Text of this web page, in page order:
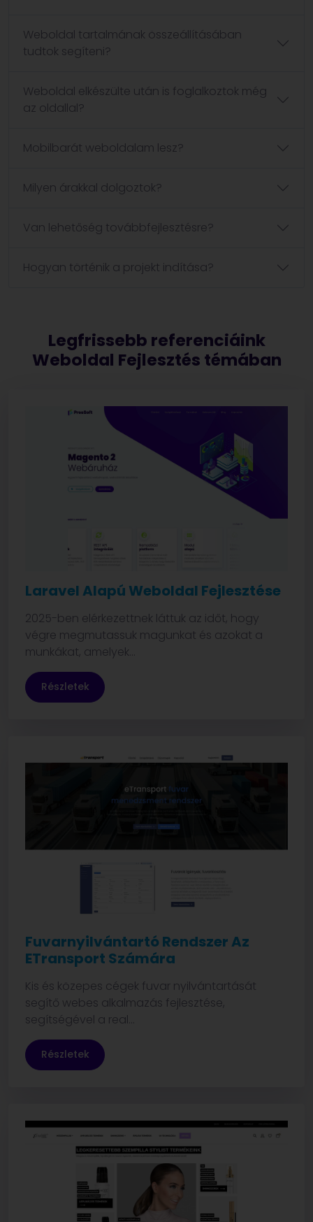
Weboldal tartalmának összeállításában
tudtok segíteni?
Weboldal elkészülte után is foglalkoztok még
az oldallal?
Mobilbarát weboldalam lesz?
Milyen árakkal dolgoztok?
Van lehetőség továbbfejlesztésre?
Hogyan történik a projekt indítása?
Legfrissebb referenciáink
Weboldal Fejlesztés témában
Laravel Alapú Weboldal Fejlesztése
2025-ben elérkezettnek láttuk az időt, hogy
végre megmutassuk magunkat és azokat a
munkákat, amelyek...
Részletek
Fuvarnyilvántartó Rendszer Az
ETransport Számára
Kis és közepes cégek fuvar nyilvántartását
segítő webes alkalmazás fejlesztése,
segítségével a real...
Részletek